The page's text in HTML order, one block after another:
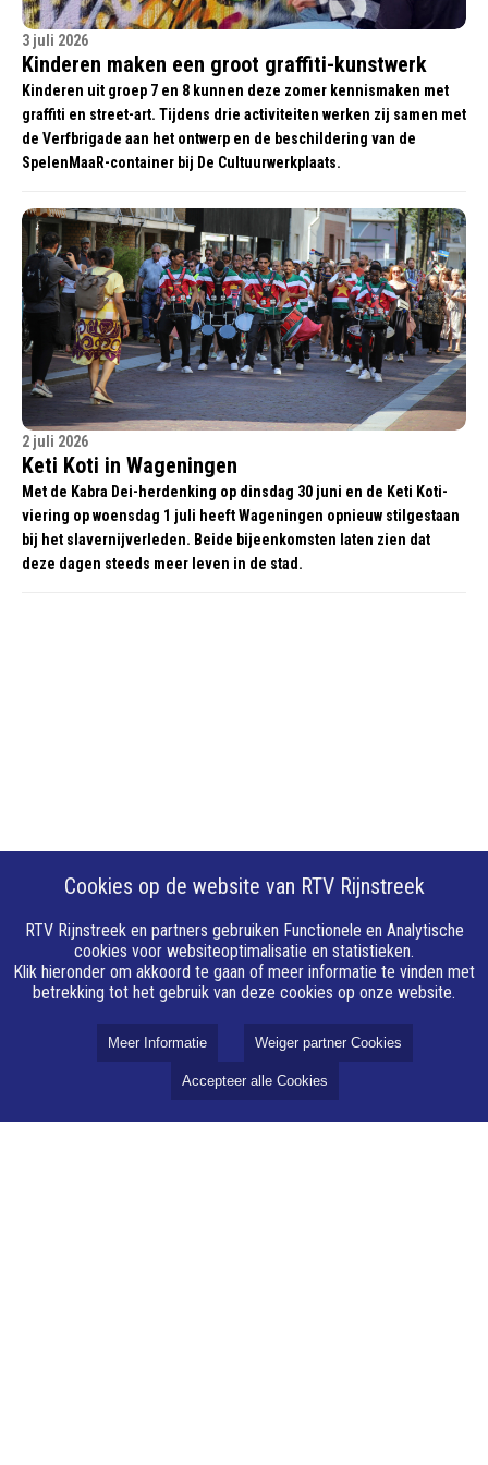
3 juli 2026
Kinderen maken een groot graffiti-kunstwerk
Kinderen uit groep 7 en 8 kunnen deze zomer kennismaken met
graffiti en street-art. Tijdens drie activiteiten werken zij samen met
de Verfbrigade aan het ontwerp en de beschildering van de
SpelenMaaR-container bij De Cultuurwerkplaats.
2 juli 2026
Keti Koti in Wageningen
Met de Kabra Dei-herdenking op dinsdag 30 juni en de Keti Koti-
viering op woensdag 1 juli heeft Wageningen opnieuw stilgestaan
bij het slavernijverleden. Beide bijeenkomsten laten zien dat
deze dagen steeds meer leven in de stad.
Cookies op de website van RTV Rijnstreek
RTV Rijnstreek en partners gebruiken Functionele en Analytische
cookies voor websiteoptimalisatie en statistieken.
Klik hieronder om akkoord te gaan of meer informatie te vinden met
betrekking tot het gebruik van deze cookies op onze website.
Meer Informatie Weiger partner Cookies
Accepteer alle Cookies